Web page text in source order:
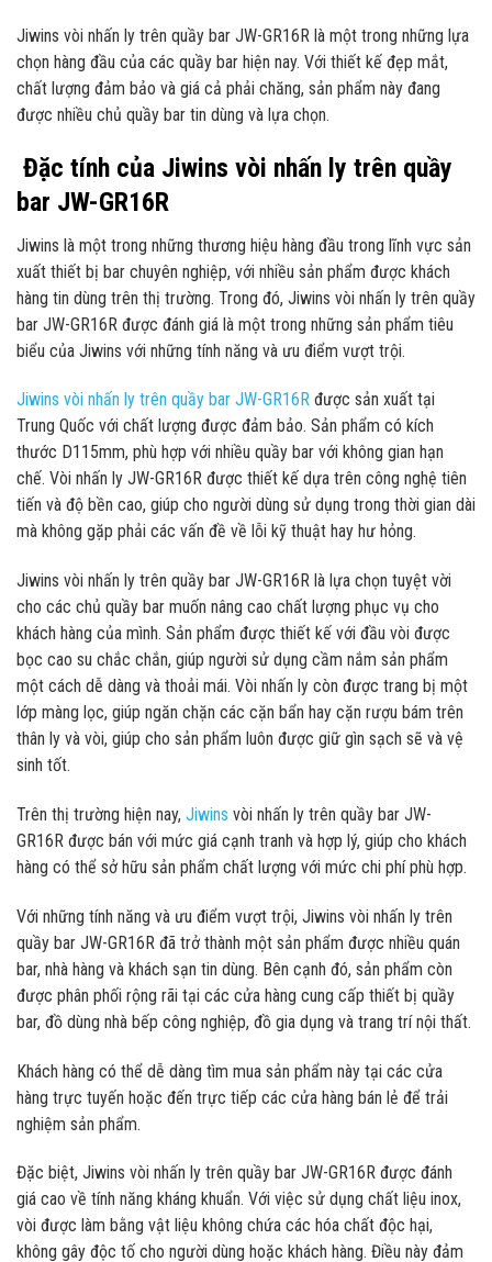
Jiwins vòi nhấn ly trên quầy bar JW-GR16R là một trong những lựa
chọn hàng đầu của các quầy bar hiện nay. Với thiết kế đẹp mắt,
chất lượng đảm bảo và giá cả phải chăng, sản phẩm này đang
được nhiều chủ quầy bar tin dùng và lựa chọn.
Đặc tính của Jiwins vòi nhấn ly trên quầy
bar JW-GR16R
Jiwins là một trong những thương hiệu hàng đầu trong lĩnh vực sản
xuất thiết bị bar chuyên nghiệp, với nhiều sản phẩm được khách
hàng tin dùng trên thị trường. Trong đó, Jiwins vòi nhấn ly trên quầy
bar JW-GR16R được đánh giá là một trong những sản phẩm tiêu
biểu của Jiwins với những tính năng và ưu điểm vượt trội.
Jiwins vòi nhấn ly trên quầy bar JW-GR16R được sản xuất tại
Trung Quốc với chất lượng được đảm bảo. Sản phẩm có kích
thước D115mm, phù hợp với nhiều quầy bar với không gian hạn
chế. Vòi nhấn ly JW-GR16R được thiết kế dựa trên công nghệ tiên
tiến và độ bền cao, giúp cho người dùng sử dụng trong thời gian dài
mà không gặp phải các vấn đề về lỗi kỹ thuật hay hư hỏng.
Jiwins vòi nhấn ly trên quầy bar JW-GR16R là lựa chọn tuyệt vời
cho các chủ quầy bar muốn nâng cao chất lượng phục vụ cho
khách hàng của mình. Sản phẩm được thiết kế với đầu vòi được
bọc cao su chắc chắn, giúp người sử dụng cầm nắm sản phẩm
một cách dễ dàng và thoải mái. Vòi nhấn ly còn được trang bị một
lớp màng lọc, giúp ngăn chặn các cặn bẩn hay cặn rượu bám trên
thân ly và vòi, giúp cho sản phẩm luôn được giữ gìn sạch sẽ và vệ
sinh tốt.
Trên thị trường hiện nay, Jiwins vòi nhấn ly trên quầy bar JW-
GR16R được bán với mức giá cạnh tranh và hợp lý, giúp cho khách
hàng có thể sở hữu sản phẩm chất lượng với mức chi phí phù hợp.
Với những tính năng và ưu điểm vượt trội, Jiwins vòi nhấn ly trên
quầy bar JW-GR16R đã trở thành một sản phẩm được nhiều quán
bar, nhà hàng và khách sạn tin dùng. Bên cạnh đó, sản phẩm còn
được phân phối rộng rãi tại các cửa hàng cung cấp thiết bị quầy
bar, đồ dùng nhà bếp công nghiệp, đồ gia dụng và trang trí nội thất.
Khách hàng có thể dễ dàng tìm mua sản phẩm này tại các cửa
hàng trực tuyến hoặc đến trực tiếp các cửa hàng bán lẻ để trải
nghiệm sản phẩm.
Đặc biệt, Jiwins vòi nhấn ly trên quầy bar JW-GR16R được đánh
giá cao về tính năng kháng khuẩn. Với việc sử dụng chất liệu inox,
vòi được làm bằng vật liệu không chứa các hóa chất độc hại,
không gây độc tố cho người dùng hoặc khách hàng. Điều này đảm